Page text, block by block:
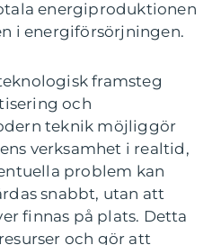
energiproduktionen
i energiförsörjningen.
framsteg
och
teknik möjliggör
verksamhet i realtid,
problem kan
snabbt, utan att
finnas på plats. Detta
och gör att